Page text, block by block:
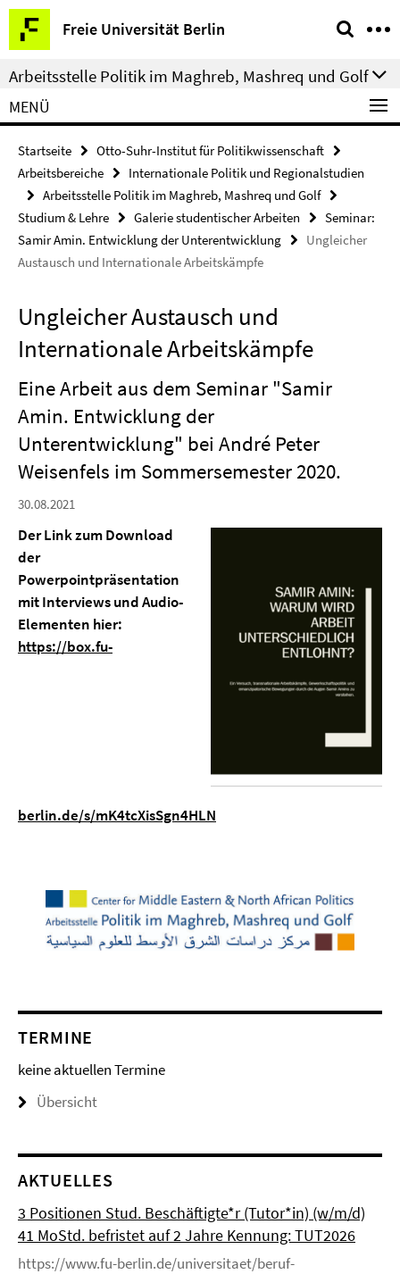
Springe
direkt
zu
Inhalt
Freie Universität Berlin
Service-
Navigation
Arbeitsstelle Politik im Maghreb, Mashreq und Golf
MENÜ
Startseite
Otto-Suhr-Institut für Politikwissenschaft
Arbeitsbereiche
Internationale Politik und Regionalstudien
Arbeitsstelle Politik im Maghreb, Mashreq und Golf
Studium & Lehre
Galerie studentischer Arbeiten
Seminar:
Samir Amin. Entwicklung der Unterentwicklung
Ungleicher
Austausch und Internationale Arbeitskämpfe
Ungleicher Austausch und
Internationale Arbeitskämpfe
Eine Arbeit aus dem Seminar "Samir
Amin. Entwicklung der
Unterentwicklung" bei André Peter
Weisenfels im Sommersemester 2020.
30.08.2021
Der Link zum Download
der
Powerpointpräsentation
mit Interviews und Audio-
Elementen hier:
https://box.fu-
berlin.de/s/mK4tcXisSgn4HLN
TERMINE
keine aktuellen Termine
Übersicht
AKTUELLES
3 Positionen Stud. Beschäftigte*r (Tutor*in) (w/m/d)
41 MoStd. befristet auf 2 Jahre Kennung: TUT2026
https://www.fu-berlin.de/universitaet/beruf-